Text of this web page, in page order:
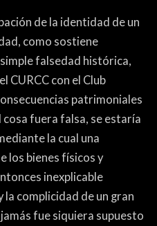
de la identidad de un
como sostiene
falsedad histórica,
CURCC con el Club
patrimoniales
fuera falsa, se estaría
la cual una
los bienes físicos y
inexplicable
la complicidad de un gran
fue siquiera supuesto